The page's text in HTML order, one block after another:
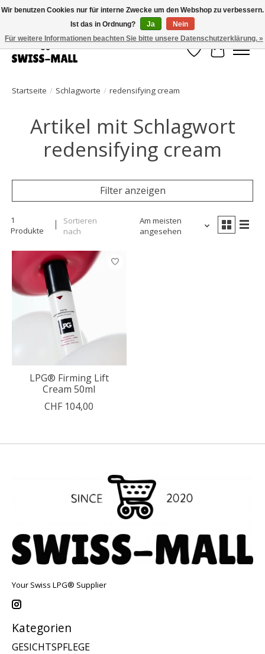
Kostenloser Versand ab CHF 250 – pünktlich und zuverlässig geliefert
Wunschzettel
Ihr
Startseite / Schlagworte / redensifying cream
Artikel mit Schlagwort
redensifying cream
Filter anzeigen
1
Produkte
Sortieren
nach
Am meisten
angesehen
LPG® Firming Lift
Cream 50ml
CHF 104,00
Your Swiss LPG® Supplier
Kategorien
GESICHTSPFLEGE
Wir benutzen Cookies nur für interne Zwecke um den Webshop zu verbessern.
Ist das in Ordnung?
Ja
Nein
Für weitere Informationen beachten Sie bitte unsere Datenschutzerklärung. »